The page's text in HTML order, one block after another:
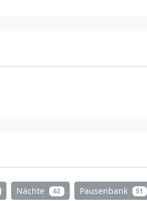
Nächte 62 Pausenbank 51